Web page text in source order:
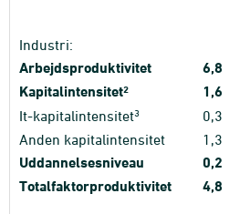
Industri:
Arbejdsproduktivitet 6,8
Kapitalintensitet2 1,6
It-kapitalintensitet3 0,3
Anden kapitalintensitet
1,3
Uddannelsesniveau 0,2
Totalfaktorproduktivitet
4,8